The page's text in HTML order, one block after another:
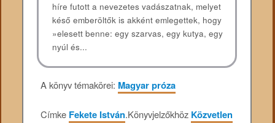
híre futott a nevezetes vadászatnak, melyet
késő emberöltők is akként emlegettek, hogy
»elesett benne: egy szarvas, egy kutya, egy
nyúl és...
A könyv témakörei: Magyar próza
Címke Fekete István.Könyvjelzőkhöz Közvetlen